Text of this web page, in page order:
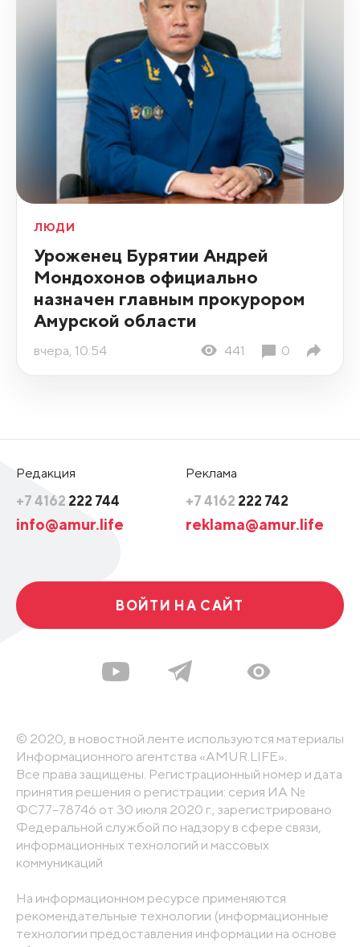
ЛЮДИ
Уроженец Бурятии Андрей
Мондохонов официально
назначен главным прокурором
Амурской области
вчера, 10:54 441 0
Редакция
+7 4162 222 744
info@amur.life
Реклама
+7 4162 222 742
reklama@amur.life
ВОЙТИ НА САЙТ
© 2020, в новостной ленте используются материалы
Информационного агентства «AMUR.LIFE».
Все права защищены. Регистрационный номер и дата
принятия решения о регистрации: серия ИА №
ФС77-78746 от 30 июля 2020 г., зарегистрировано
Федеральной службой по надзору в сфере связи,
информационных технологий и массовых
коммуникаций
На информационном ресурсе применяются
рекомендательные технологии (информационные
технологии предоставления информации на основе